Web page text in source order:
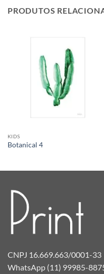
PRODUTOS
KIDS
Botanical 4
CNPJ 16.669.663/0001-33
WhatsApp (11) 99985-